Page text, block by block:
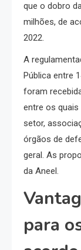
que o dobro
milhões, de
2022.
A
Pública entre
foram
entre os
setor,
órgãos de
geral. As
da Aneel.
para